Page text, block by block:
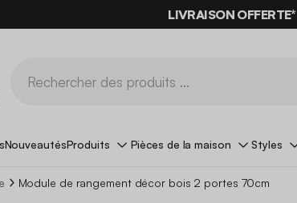
LIVRAISON OFFERTE*
NouveautésProduits Pièces de la maison Styles
Module de rangement décor bois 2 portes 70cm